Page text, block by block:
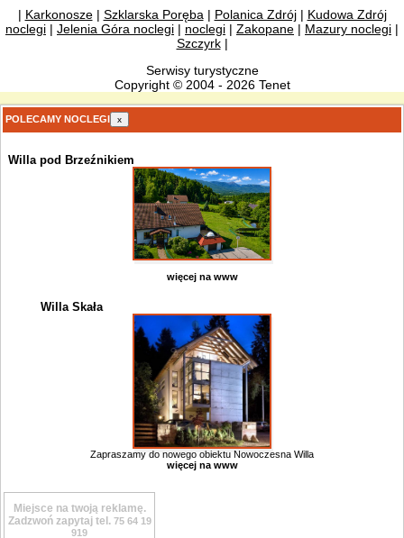
| Karkonosze| Szklarska Poręba| Polanica Zdrój| Kudowa Zdrój
noclegi | Jelenia Góra noclegi | noclegi | Zakopane | Mazury noclegi |
Szczyrk|
Serwisy turystyczne
Copyright © 2004 - 2026 Tenet
POLECAMY NOCLEGI x
Willa pod Brzeźnikiem
więcej na www
Willa Skała
Zapraszamy do nowego obiektu Nowoczesna Willa
więcej na www
Miejsce na twoją reklamę.
Zadzwoń zapytaj tel. 75 64 19
919